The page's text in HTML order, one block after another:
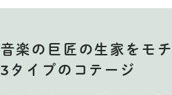
音楽の巨匠の生家をモ
3タイプのコテージ